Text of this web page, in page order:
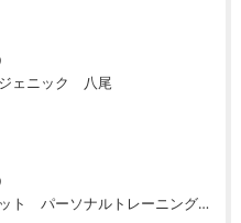
ェニック 八尾
最後のダイエット パーソナルトレーニング 八尾